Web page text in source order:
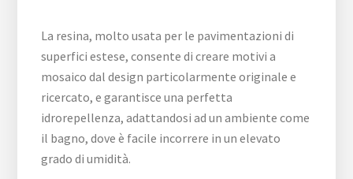
La resina, molto usata per le pavimentazioni di
superfici estese, consente di creare motivi a
mosaico dal design particolarmente originale e
ricercato, e garantisce una perfetta
idrorepellenza, adattandosi ad un ambiente come
il bagno, dove è facile incorrere in un elevato
grado di umidità.